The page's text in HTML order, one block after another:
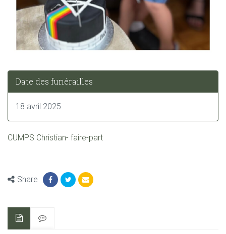
Date des funérailles
18 avril 2025
CUMPS Christian- faire-part
Share